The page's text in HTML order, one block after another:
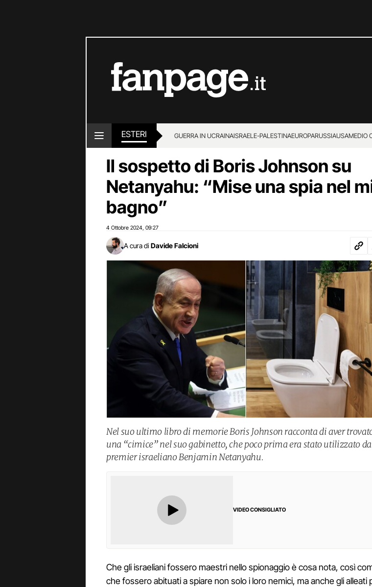
ESTERI GUERRA IN UCRAINAISRAELE-PALESTINAEUROPARUSSIAUSAMEDIO
Il sospetto di Boris Johnson su
Netanyahu: “Mise una spia nel
bagno”
4 Ottobre 2024 09:27
A cura di Davide Falcioni
Nel suo ultimo libro di memorie Boris Johnson racconta di aver
una “cimice” nel suo gabinetto, che poco prima era stato utilizzato
premier israeliano Benjamin Netanyahu.
VIDEO CONSIGLIATO
Che gli israeliani fossero maestri nello spionaggio è cosa nota, così
che fossero abituati a spiare non solo i loro nemici, ma anche gli alleati